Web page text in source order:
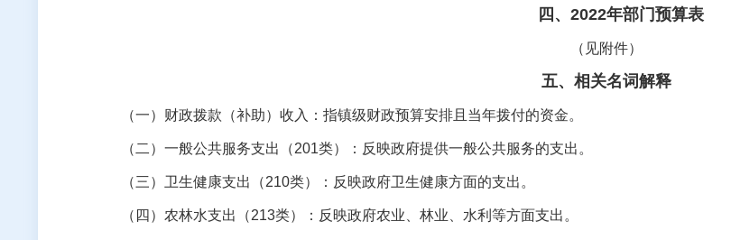
四、 2022年部门预算表
（ 见附件）
五、相关名词解释
（一）财政拨款（补助）收入：指镇级财政预算安排且当年拨付的资金。
（二）一般公共服务支出（201类）：反映政府提供一般公共服务的支出。
（三）卫生健康支出（210类）：反映政府卫生健康方面的支出。
（四）农林水支出（213类）：反映政府农业、林业、水利等方面支出。